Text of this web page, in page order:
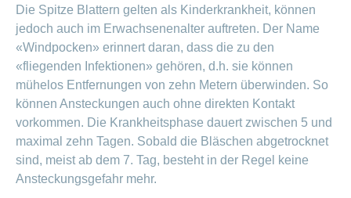
–
Unterstützung
für Mutter und
Kind
Stillen
–
Vorteile
und
Tipps
Die Spitze Blattern gelten als Kinderkrankheit, können
jedoch auch im Erwachsenenalter auftreten. Der Name
«Windpocken» erinnert daran, dass die zu den
«fliegenden Infektionen» gehören, d.h. sie können
mühelos Entfernungen von zehn Metern überwinden. So
können Ansteckungen auch ohne direkten Kontakt
vorkommen. Die Krankheitsphase dauert zwischen 5 und
maximal zehn Tagen. Sobald die Bläschen abgetrocknet
sind, meist ab dem 7. Tag, besteht in der Regel keine
Ansteckungsgefahr mehr.